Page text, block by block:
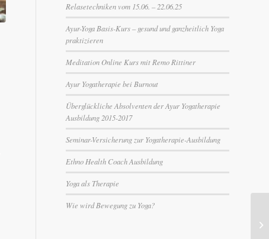
Relasetechniken vom 15.06. – 22.06.25
Ayur-Yoga Basis-Kurs – gesund und ganzheitlich Yoga
praktizieren
Meditation Online Kurs mit Remo Rittiner
Ayur Yogatherapie bei Burnout
Überglückliche Absolventen der Ayur Yogatherapie
Ausbildung 2015-2017
Seminar-Versicherung zur Yogatherapie-Ausbildung
Ethno Health Coach Ausbildung
Yoga als Therapie
Wie wird Bewegung zu Yoga?